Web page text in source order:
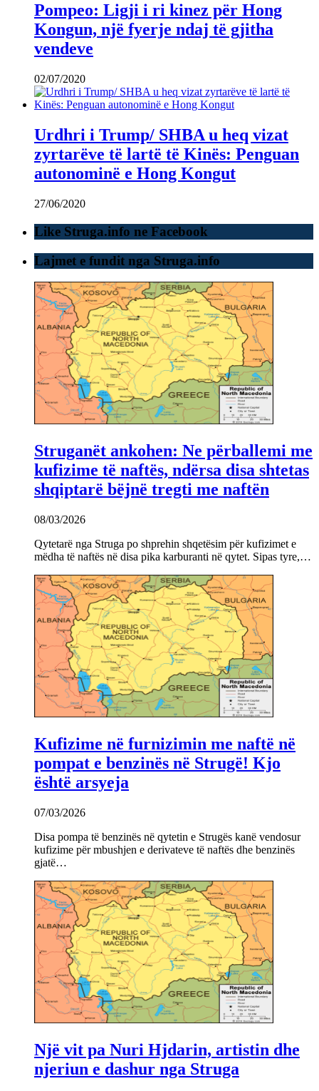
Pompeo: Ligji i ri kinez për Hong
Kongun, një fyerje ndaj të gjitha
vendeve
02/07/2020
Urdhri i Trump/ SHBA u heq vizat
zyrtarëve të lartë të Kinës: Penguan
autonominë e Hong Kongut
27/06/2020
Like Struga.info ne Facebook
Lajmet e fundit nga Struga.info
Struganët ankohen: Ne përballemi me
kufizime të naftës, ndërsa disa shtetas
shqiptarë bëjnë tregti me naftën
08/03/2026
Qytetarë nga Struga po shprehin shqetësim për kufizimet e
mëdha të naftës në disa pika karburanti në qytet. Sipas tyre,…
Kufizime në furnizimin me naftë në
pompat e benzinës në Strugë! Kjo
është arsyeja
07/03/2026
Disa pompa të benzinës në qytetin e Strugës kanë vendosur
kufizime për mbushjen e derivateve të naftës dhe benzinës
gjatë…
Një vit pa Nuri Hjdarin, artistin dhe
njeriun e dashur nga Struga